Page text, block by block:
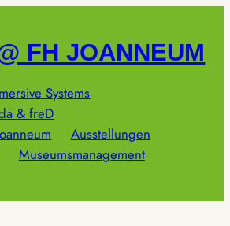
FH JOANNEUM
Systems
& freD
Ausstellungen
Museumsmanagement